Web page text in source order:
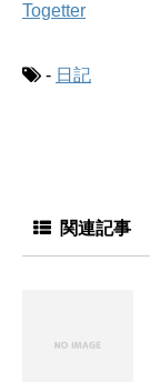
Togetter
- 日記
関連記事